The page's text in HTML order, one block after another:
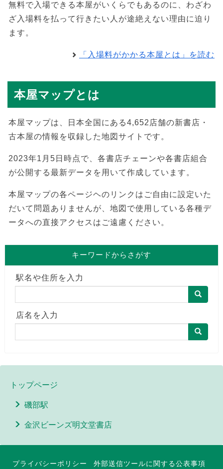
無料で入場できる本屋がいくらでもあるのに、わざわ
ざ入場料を払って行きたい人が途絶えない理由に迫り
ます。
「入場料がかかる本屋とは」を読む
本屋マップとは
本屋マップは、日本全国にある4,652店舗の新書店・
古本屋の情報を収録した地図サイトです。
2023年1月5日時点で、各書店チェーンや各書店組合
が公開する最新データを用いて作成しています。
本屋マップの各ページヘのリンクはご自由に設定いた
だいて問題ありませんが、地図で使用している各種デ
ータへの直接アクセスはご遠慮ください。
キーワードからさがす
駅名や住所を入力
店名を入力
トップページ
磯部駅
金沢ビーンズ明文堂書店
プライバシーポリシー 外部送信ツールに関する公表事項